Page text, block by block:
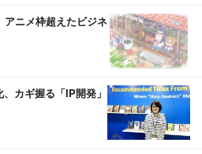
ニメ枠超えたビジネ
カギ握る「IP開発」